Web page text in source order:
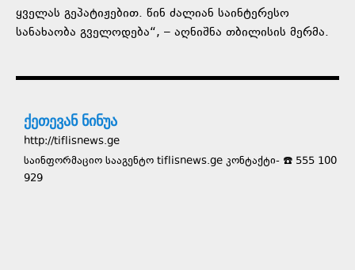
ყველას გეპატიჟებით. წინ ძალიან საინტერესო
სანახაობა გველოდება“, – აღნიშნა თბილისის მერმა.
ქეთევან ნინუა
http://tiflisnews.ge
საინფორმაციო სააგენტო tiflisnews.ge კონტაქტი- ☎️ 555 100
929